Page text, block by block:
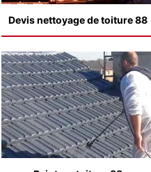
Devis nettoyage de toiture 88